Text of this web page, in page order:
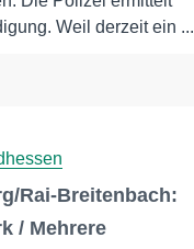
Weil derzeit ein ...
Rai-Breitenbach:
/ Mehrere